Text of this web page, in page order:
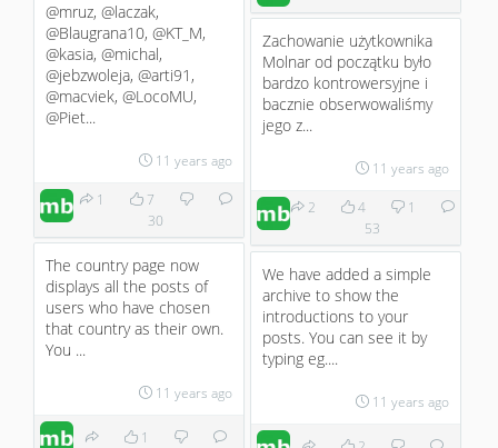
@mruz, @laczak,
@Blaugrana10, @KT_M,
@kasia, @michal,
@jebzwoleja, @arti91,
@macviek, @LocoMU,
@Piet...
11 years ago
1
7
30
Zachowanie użytkownika
Molnar od początku było
bardzo kontrowersyjne i
bacznie obserwowaliśmy
jego z...
11 years ago
2 4
1
53
The country page now
displays all the posts of
users who have chosen
that country as their own.
You ...
11 years ago
1
We have added a simple
archive to show the
introductions to your
posts. You can see it by
typing eg....
11 years ago